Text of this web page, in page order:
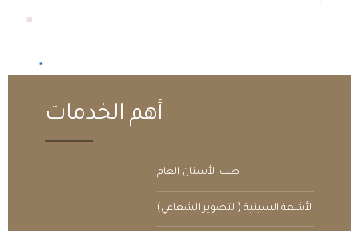
أهم الخدمات
طب الأسنان العام
الأشعة السينية (التصوير الشعاعي)